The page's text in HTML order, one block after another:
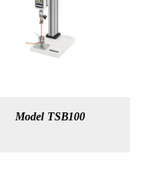
Model TSB100